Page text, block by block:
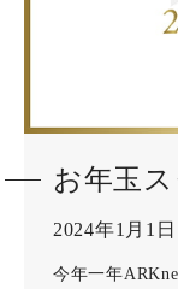
お年玉
2024年1月1
今年一年